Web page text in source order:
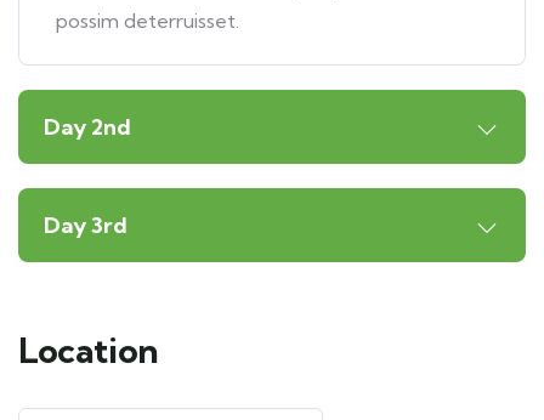
possim deterruisset.
Day 2nd
Day 3rd
Location